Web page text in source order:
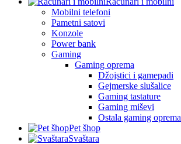
Mobilni telefoni
Pametni satovi
Konzole
Power bank
Gaming
Gaming oprema
Džojstici i gamepadi
Gejmerske slušalice
Gaming tastature
Gaming miševi
Ostala gaming oprema
Pet šhop
Svaštara